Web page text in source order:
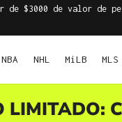
$3000 de valor de
NBA NHL MiLB MLS
LIMITADO: